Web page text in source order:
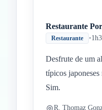
Restaurante
Restaurante •
Desfrute de um
típicos
Sim.
R. Thomaz